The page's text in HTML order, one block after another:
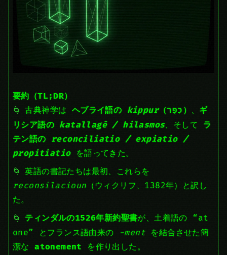
要約（TL;DR）
古典神学は ヘブライ語の kippur （כִּפֻּר） 、 ギ
リシア語の katallagē / hilasmos、そして ラ
テン語の reconciliatio / expiatio /
propitiatioを語ってきた。
英語の書記たちは最初、これらを
reconsilacioun （ウィクリフ、1382年）と訳し
た。
ティンダルの1526年新約聖書が、土着語の “at
one” とフランス語由来の -ment を結合させた簡
潔なatonement を作り出した。